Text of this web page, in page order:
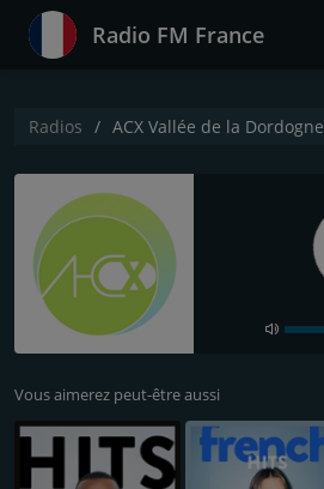
Radio FM France
Radios ACX Vallée de la Dordogne
Vous aimerez peut-être aussi